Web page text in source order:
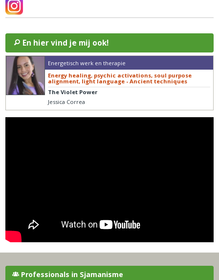
En hier vind je mij ook!
Energetisch werk en therapie
Energy healing, psychic activations, soul purpose
alignment, light language - Ancient techniques
The Violet Power
Jessica Correa
Professionals in Sjamanisme